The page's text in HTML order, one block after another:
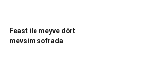
Feast ile meyve dört
mevsim sofrada